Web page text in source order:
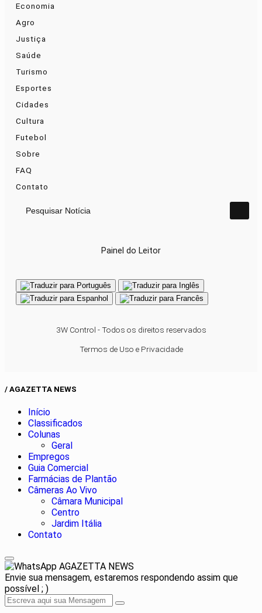
Economia
Agro
Justiça
Saúde
Turismo
Esportes
Cidades
Cultura
Futebol
Sobre
FAQ
Contato
Pesquisar Notícia
Painel do Leitor
3W Control - Todos os direitos reservados
Termos de Uso e Privacidade
/ AGAZETTA NEWS
Início
Classificados
Colunas
Geral
Empregos
Guia Comercial
Farmácias de Plantão
Câmeras Ao Vivo
Câmara Municipal
Centro
Jardim Itália
Contato
AGAZETTA NEWS
Envie sua mensagem, estaremos respondendo assim que
possível ; )